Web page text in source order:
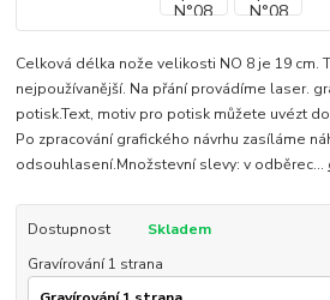
Celková délka nože velikosti NO 8 je 19 cm.
nejpoužívanější. Na přání provádíme laser.
potisk.Text, motiv pro potisk můžete uvézt
Po zpracování grafického návrhu zasíláme
odsouhlasení.Množstevní slevy: v odběrec...
Dostupnost
Skladem
Gravírování 1 strana